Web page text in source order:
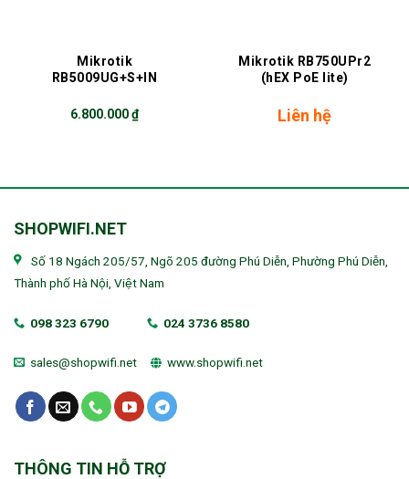
Mikrotik
RB5009UG+S+IN
6.800.000₫
Mikrotik RB750UPr2
(hEX PoE lite)
Liên hệ
SHOPWIFI.NET
Số 18 Ngách 205/57, Ngõ 205 đường Phú Diễn, Phường Phú Diễn,
Thành phố Hà Nội, Việt Nam
098 323 6790 024 3736 8580
sales@shopwifi.net www.shopwifi.net
THÔNG TIN HỖ TRỢ